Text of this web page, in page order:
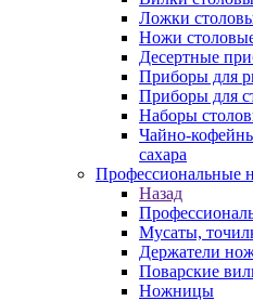
Ложки
Ножи
Десертные
Приборы для
Приборы для
Наборы
Чайно-
сахара
Профессиональные
Назад
Мусаты,
Держатели
Поварские
Ножницы